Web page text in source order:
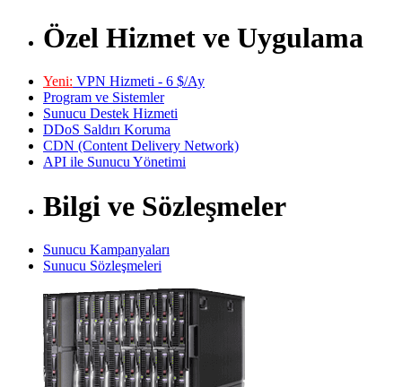
Özel Hizmet ve Uygulama
Yeni: VPN Hizmeti - 6 $/Ay
Program ve Sistemler
Sunucu Destek Hizmeti
DDoS Saldırı Koruma
CDN (Content Delivery Network)
API ile Sunucu Yönetimi
Bilgi ve Sözleşmeler
Sunucu Kampanyaları
Sunucu Sözleşmeleri